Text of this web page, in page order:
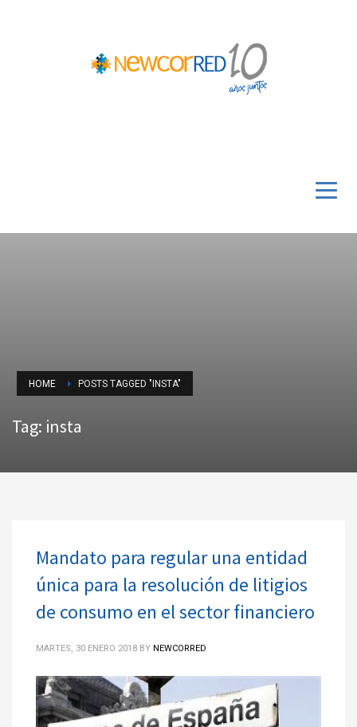
HOME POSTS TAGGED "INSTA"
Tag: insta
Mandato para regular una entidad
única para la resolución de litigios
de consumo en el sector financiero
MARTES, 30 ENERO 2018 BY NEWCORRED